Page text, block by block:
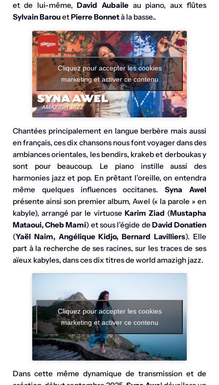
et de lui-même,David Aubaile au piano, aux flûtes
Sylvain BarouetPierre Bonnetà la basse..
Cliquez pour accepter les cookies
marketing et activer ce contenu
Chantées principalement en langue berbère mais aussi
en français, ces dix chansons nous font voyager dans des
ambiances orientales, les bendirs, krakeb et derboukas y
sont pour beaucoup. Le piano instille aussi des
harmonies jazz et pop. En prêtant l’oreille, on entendra
même quelques influences occitanes.Syna Awel
présente ainsi son premier album, Awel (« la parole » en
kabyle), arrangé par le virtuose Karim Ziad (Mustapha
Mataoui, Cheb Mami) et sous l’égide deDavid Donatien
(Yaël Naim, Angélique Kidjo, Bernard Lavilliers). Elle
part à la recherche de ses racines, sur les traces de ses
aïeux kabyles, dans ces dix titres de world amazigh jazz.
Cliquez pour accepter les cookies
marketing et activer ce contenu
Dans cette même dynamique de transmission et de